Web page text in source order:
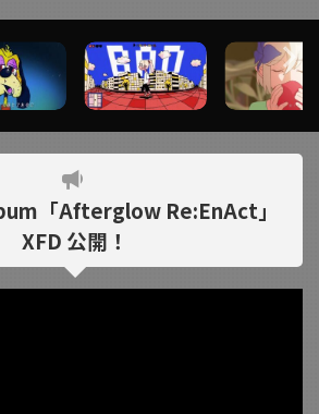
「Afterglow Re:EnAct」
XFD 公開！